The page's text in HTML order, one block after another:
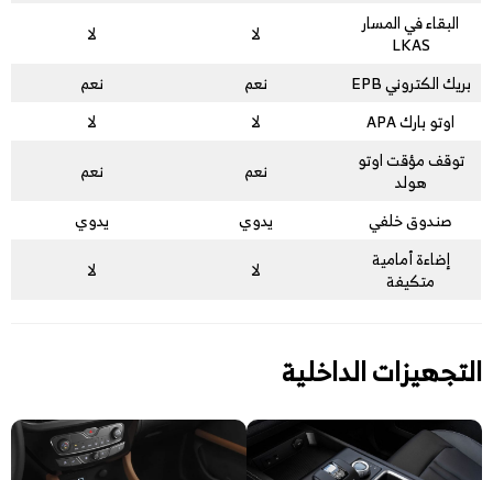
البقاء في المسار
LKAS
لا
لا
بريك الكتروني EPB
نعم
نعم
اوتو بارك APA
لا
لا
توقف مؤقت اوتو
هولد
نعم
نعم
صندوق خلفي
يدوي
يدوي
إضاءة أمامية
متكيفة
لا لا
التجهيزات الداخلية